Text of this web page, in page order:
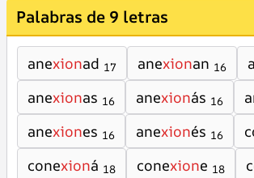
Palabras de 9 letras
anexionad 17 anexionan 16
anexionas 16 anexionás 16
anexiones 16 anexionés 16
conexioná 18 conexione 18